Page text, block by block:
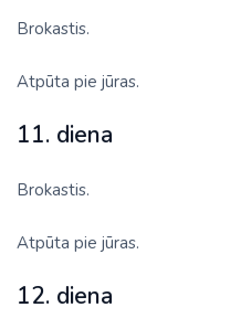
Brokastis.
Atpūta pie jūras.
11. diena
Brokastis.
Atpūta pie jūras.
12. diena